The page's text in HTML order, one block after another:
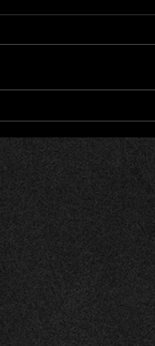
Firmen-Event Die Post